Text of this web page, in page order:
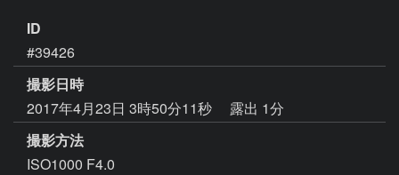
ID
#39426
撮影日時
2017年4月23日 3時50分11秒
露出 1分
撮影方法
ISO1000 F4.0